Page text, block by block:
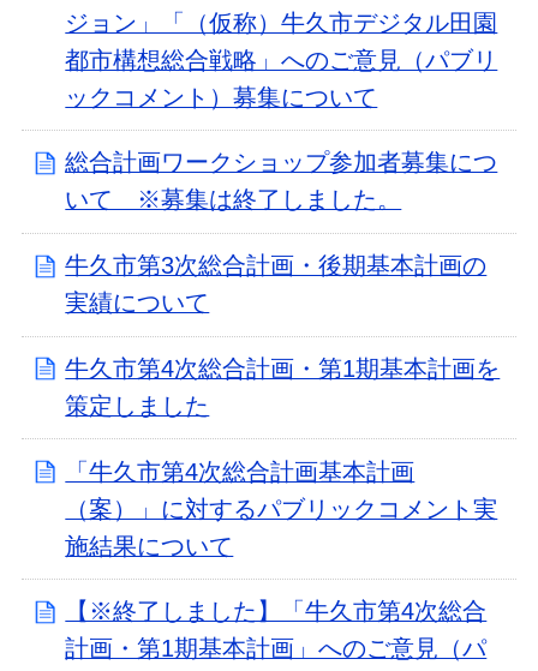
ジョン」「（仮称）牛久市デジタル田園
都市構想総合戦略」へのご意見（パブリ
ックコメント）募集について
総合計画ワークショップ参加者募集につ
いて ※募集は終了しました。
牛久市第3次総合計画・後期基本計画の
実績について
牛久市第4次総合計画・第1期基本計画を
策定しました
「牛久市第4次総合計画基本計画
（案）」に対するパブリックコメント実
施結果について
【※終了しました】「牛久市第4次総合
計画・第1期基本計画」へのご意見（パ